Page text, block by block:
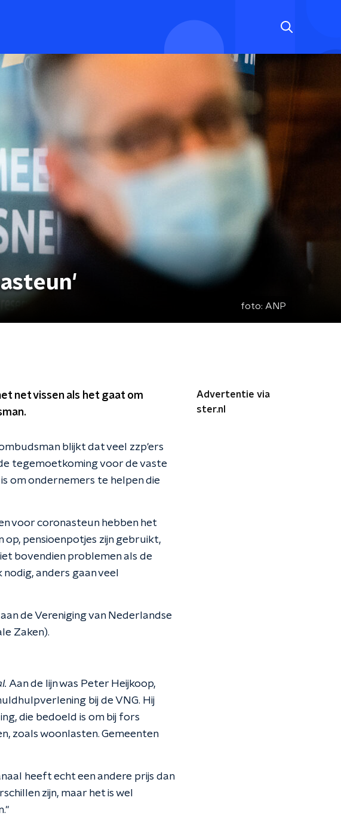
foto: ANP
net vissen als het gaat om
blijkt dat veel zzp'ers
tegemoetkoming voor de vaste
om ondernemers te helpen die
voor coronasteun hebben het
op, pensioenpotjes zijn gebruikt,
bovendien problemen als de
anders gaan veel
de Vereniging van Nederlandse
Zaken).
Aan de lijn was Peter Heijkoop,
bij de VNG. Hij
die bedoeld is om bij fors
zoals woonlasten. Gemeenten
heeft echt een andere prijs dan
zijn, maar het is wel
Advertentie via
ster.nl